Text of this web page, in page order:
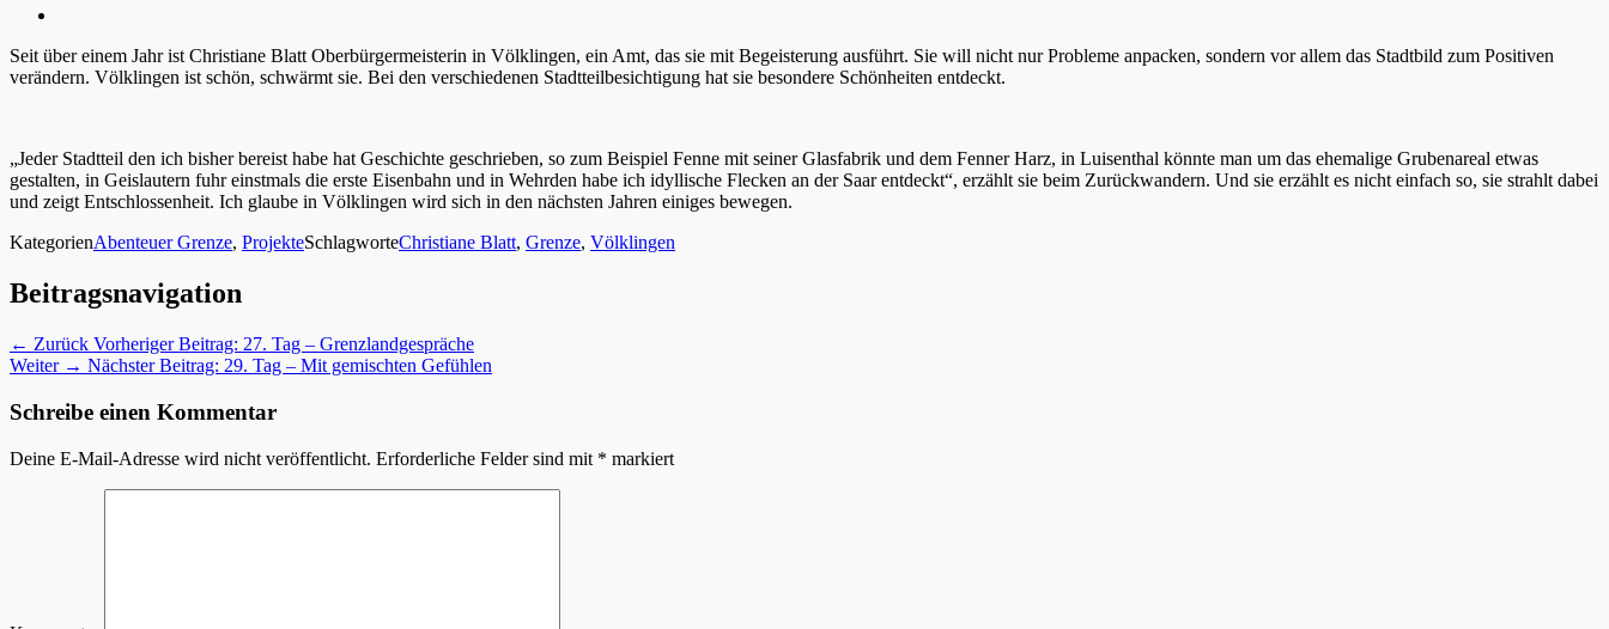
Seit über einem Jahr ist Christiane Blatt Oberbürgermeisterin in Völklingen, ein Amt, das sie mit Begeisterung ausführt. Sie will nicht nur Probleme anpacken, sondern vor allem das Stadtbild zum Positiven
verändern. Völklingen ist schön, schwärmt sie. Bei den verschiedenen Stadtteilbesichtigung hat sie besondere Schönheiten entdeckt.
„Jeder Stadtteil den ich bisher bereist habe hat Geschichte geschrieben, so zum Beispiel Fenne mit seiner Glasfabrik und dem Fenner Harz, in Luisenthal könnte man um das ehemalige Grubenareal etwas
gestalten, in Geislautern fuhr einstmals die erste Eisenbahn und in Wehrden habe ich idyllische Flecken an der Saar entdeckt“, erzählt sie beim Zurückwandern. Und sie erzählt es nicht einfach so, sie strahlt dabei
und zeigt Entschlossenheit. Ich glaube in Völklingen wird sich in den nächsten Jahren einiges bewegen.
KategorienAbenteuer Grenze, ProjekteSchlagworteChristiane Blatt, Grenze, Völklingen
Beitragsnavigation
← Zurück Vorheriger Beitrag: 27. Tag – Grenzlandgespräche
Weiter → Nächster Beitrag: 29. Tag – Mit gemischten Gefühlen
Schreibe einen Kommentar
Deine E-Mail-Adresse wird nicht veröffentlicht. Erforderliche Felder sind mit * markiert